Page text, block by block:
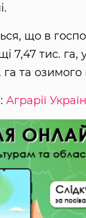
що в
7,47 тис. га,
га та озимого
Аграрії